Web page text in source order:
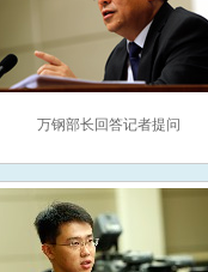
万钢部长回答记者提问